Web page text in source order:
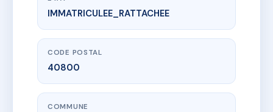
www.vme.plus/AF7742570
Résidence Pasteur
23 r pasteur40800 Aire-sur-l'Adour
IMMATRICULEE_RATTACHEE
CODE POSTAL
40800
COMMUNE